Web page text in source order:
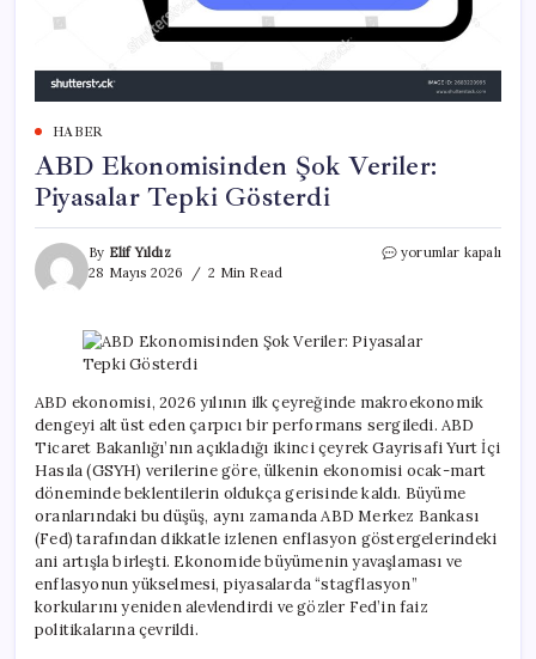
HABER
ABD Ekonomisinden Şok Veriler:
Piyasalar Tepki Gösterdi
By Elif Yıldız
28 Mayıs 2026
2 Min Read
ABD
Piyasalar
Tepki
için
yorumlar kapalı
ABD ekonomisi, 2026 yılının ilk çeyreğinde makroekonomik
dengeyi alt üst eden çarpıcı bir performans sergiledi. ABD
Ticaret Bakanlığı’nın açıkladığı ikinci çeyrek Gayrisafi Yurt İçi
Hasıla (GSYH) verilerine göre, ülkenin ekonomisi ocak-mart
döneminde beklentilerin oldukça gerisinde kaldı. Büyüme
oranlarındaki bu düşüş, aynı zamanda ABD Merkez Bankası
(Fed) tarafından dikkatle izlenen enflasyon göstergelerindeki
ani artışla birleşti. Ekonomide büyümenin yavaşlaması ve
enflasyonun yükselmesi, piyasalarda “stagflasyon”
korkularını yeniden alevlendirdi ve gözler Fed’in faiz
politikalarına çevrildi.